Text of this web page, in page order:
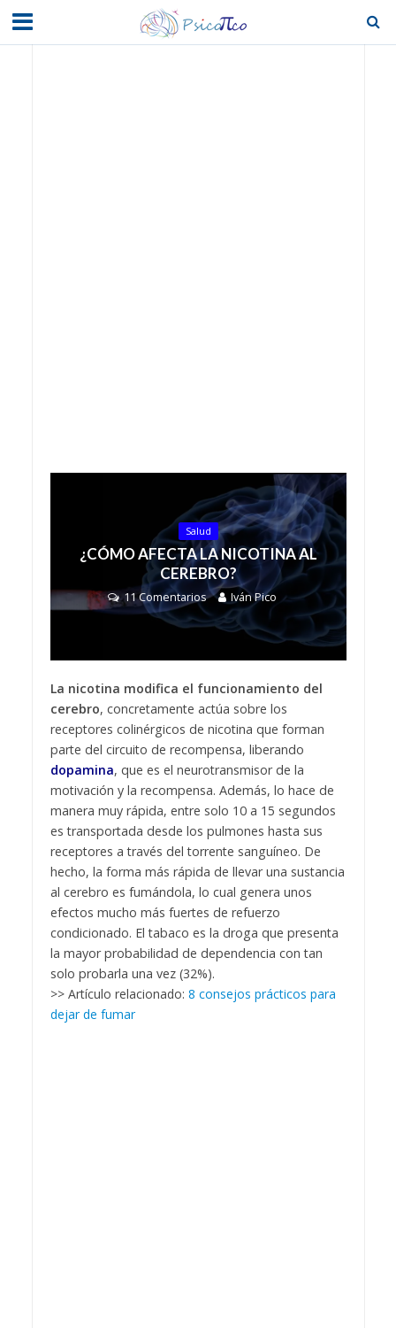
Salud
¿CÓMO AFECTA LA NICOTINA AL
CEREBRO?
11 Comentarios Iván Pico
La nicotina modifica el funcionamiento del
cerebro, concretamente actúa sobre los
receptores colinérgicos de nicotina que forman
parte del circuito de recompensa, liberando
dopamina, que es el neurotransmisor de la
motivación y la recompensa. Además, lo hace de
manera muy rápida, entre solo 10 a 15 segundos
es transportada desde los pulmones hasta sus
receptores a través del torrente sanguíneo. De
hecho, la forma más rápida de llevar una sustancia
al cerebro es fumándola, lo cual genera unos
efectos mucho más fuertes de refuerzo
condicionado. El tabaco es la droga que presenta
la mayor probabilidad de dependencia con tan
solo probarla una vez (32%).
>> Artículo relacionado: 8 consejos prácticos para
dejar de fumar